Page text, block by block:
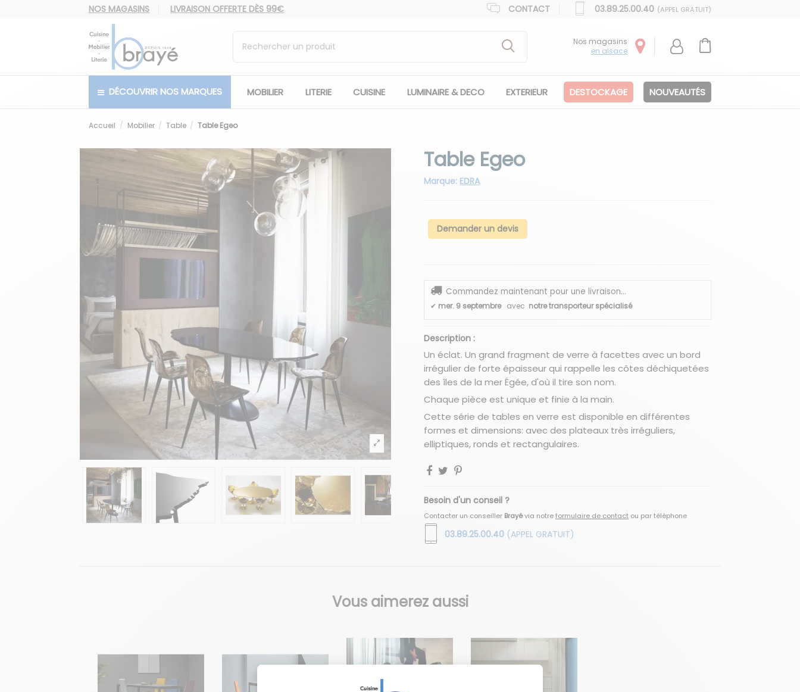
NOS MAGASINS LIVRAISON OFFERTE DÈS 99€ CONTACT 03.89.25.00.40 (APPEL GRATUIT)
Nos magasins
en alsace
DÉCOUVRIR NOS MARQUES MOBILIER LITERIE CUISINE LUMINAIRE & DECO EXTERIEUR DESTOCKAGE NOUVEAUTÉS
Accueil Mobilier Table Table Egeo
Table Egeo
Marque: EDRA
Demander un devis
Commandez maintenant pour une livraison...
✔ mer. 9 septembre avec notre transporteur spécialisé
Description :
Un éclat. Un grand fragment de verre à facettes avec un bord
irrégulier de forte épaisseur qui rappelle les côtes déchiquetées
des îles de la mer Égée, d'où il tire son nom.
Chaque pièce est unique et finie à la main.
Cette série de tables en verre est disponible en différentes
formes et dimensions: avec des plateaux très irréguliers,
elliptiques, ronds et rectangulaires.
Besoin d'un conseil ?
Contacter un conseiller Brayévia notreformulaire de contact ou par téléphone
03.89.25.00.40 (APPEL GRATUIT)
Vous aimerez aussi